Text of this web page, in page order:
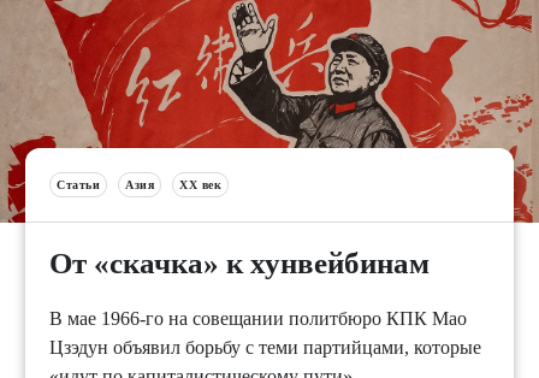
Статьи Азия XX век
От «скачка» к хунвейбинам
В мае 1966-го на совещании политбюро КПК Мао
Цзэдун объявил борьбу с теми партийцами, которые